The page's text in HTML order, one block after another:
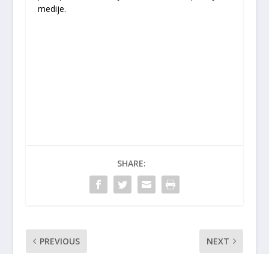
medije.
SHARE:
PREVIOUS NEXT